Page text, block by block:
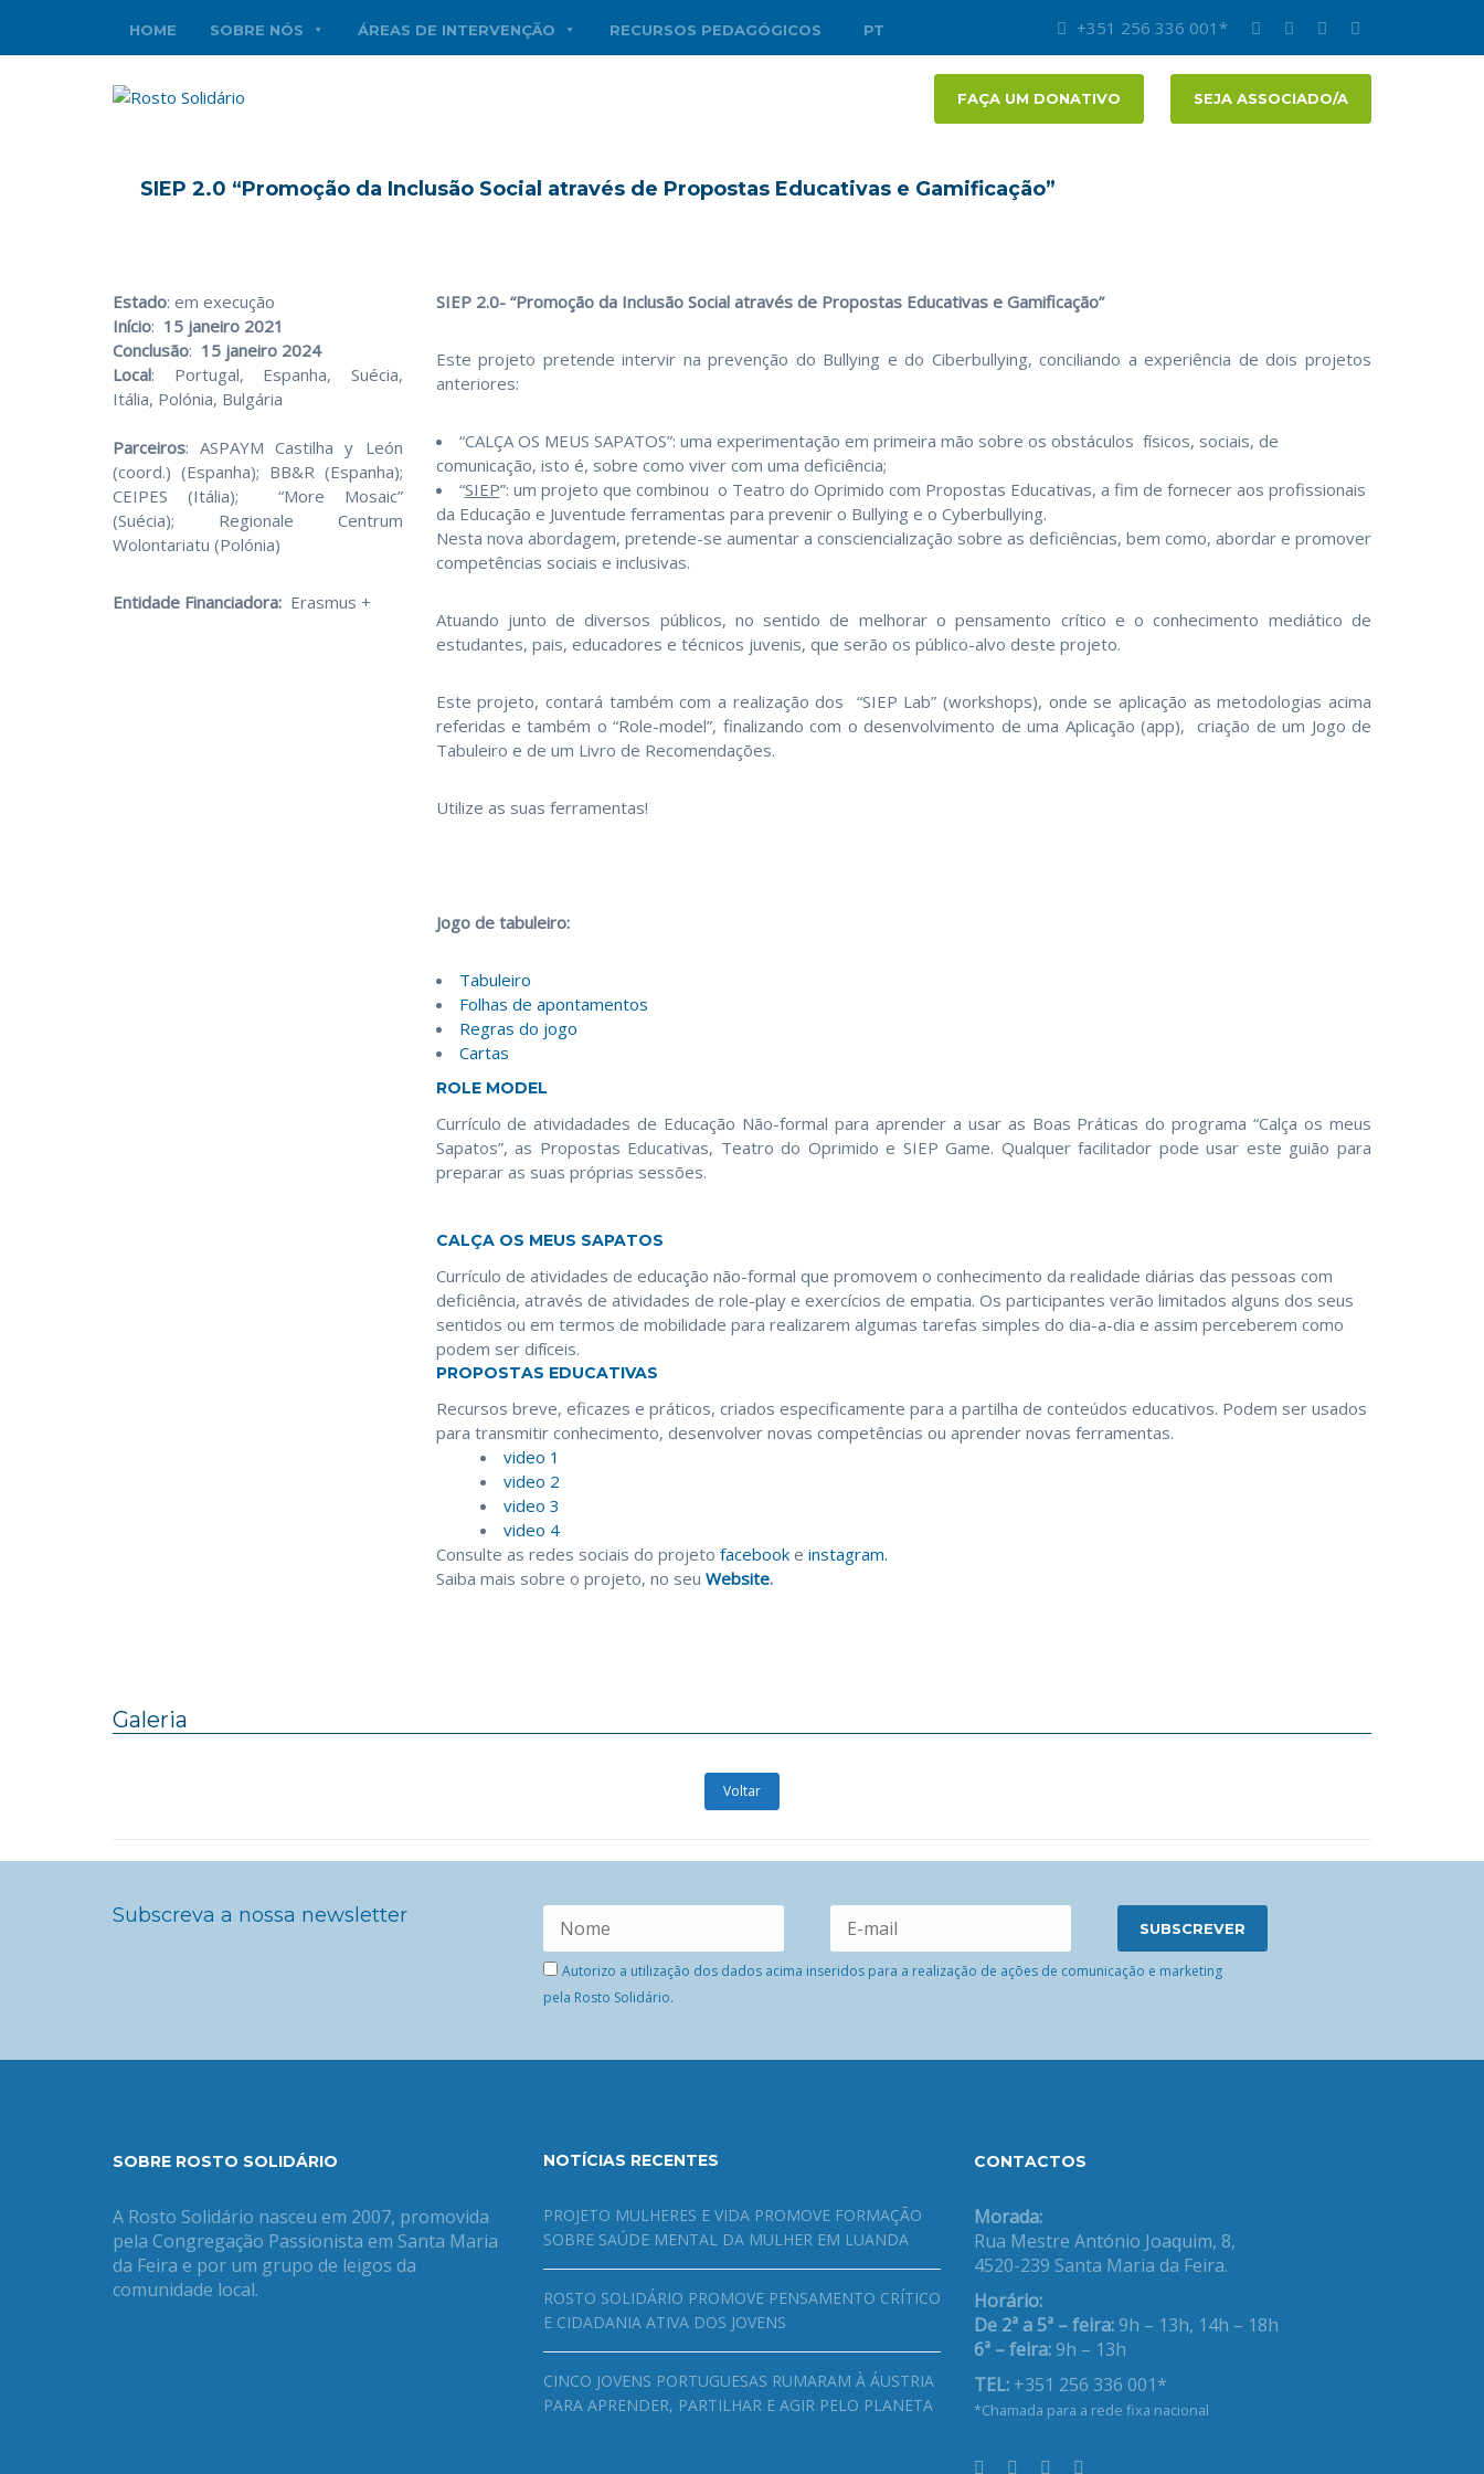
HOME SOBRE NÓS ÁREAS DE INTERVENÇÃO RECURSOS PEDAGÓGICOS PT +351 256 336 001*
FAÇA UM DONATIVO SEJA ASSOCIADO/A
SIEP 2.0 “Promoção da Inclusão Social através de Propostas Educativas e Gamificação”
Estado: em execução
Início: 15 janeiro 2021
Conclusão: 15 janeiro 2024
Local: Portugal, Espanha, Suécia,
Itália, Polónia, Bulgária
Parceiros: ASPAYM Castilha y León
(coord.) (Espanha); BB&R (Espanha);
CEIPES (Itália); “More Mosaic”
(Suécia); Regionale Centrum
Wolontariatu (Polónia)
Entidade Financiadora: Erasmus +
SIEP 2.0- “Promoção da Inclusão Social através de Propostas Educativas e Gamificação”
Este projeto pretende intervir na prevenção do Bullying e do Ciberbullying, conciliando a experiência de dois projetos
anteriores:
“CALÇA OS MEUS SAPATOS”: uma experimentação em primeira mão sobre os obstáculos físicos, sociais, de
comunicação, isto é, sobre como viver com uma deficiência;
“SIEP”: um projeto que combinou o Teatro do Oprimido com Propostas Educativas, a fim de fornecer aos profissionais
da Educação e Juventude ferramentas para prevenir o Bullying e o Cyberbullying.
Nesta nova abordagem, pretende-se aumentar a consciencialização sobre as deficiências, bem como, abordar e promover
competências sociais e inclusivas.
Atuando junto de diversos públicos, no sentido de melhorar o pensamento crítico e o conhecimento mediático de
estudantes, pais, educadores e técnicos juvenis, que serão os público-alvo deste projeto.
Este projeto, contará também com a realização dos “SIEP Lab” (workshops), onde se aplicação as metodologias acima
referidas e também o “Role-model”, finalizando com o desenvolvimento de uma Aplicação (app), criação de um Jogo de
Tabuleiro e de um Livro de Recomendações.
Utilize as suas ferramentas!
Jogo de tabuleiro:
Tabuleiro
Folhas de apontamentos
Regras do jogo
Cartas
ROLE MODEL
Currículo de atividadades de Educação Não-formal para aprender a usar as Boas Práticas do programa “Calça os meus
Sapatos”, as Propostas Educativas, Teatro do Oprimido e SIEP Game. Qualquer facilitador pode usar este guião para
preparar as suas próprias sessões.
CALÇA OS MEUS SAPATOS
Currículo de atividades de educação não-formal que promovem o conhecimento da realidade diárias das pessoas com
deficiência, através de atividades de role-play e exercícios de empatia. Os participantes verão limitados alguns dos seus
sentidos ou em termos de mobilidade para realizarem algumas tarefas simples do dia-a-dia e assim perceberem como
podem ser difíceis.
PROPOSTAS EDUCATIVAS
Recursos breve, eficazes e práticos, criados especificamente para a partilha de conteúdos educativos. Podem ser usados
para transmitir conhecimento, desenvolver novas competências ou aprender novas ferramentas.
video 1
video 2
video 3
video 4
Consulte as redes sociais do projeto facebooke instagram.
Saiba mais sobre o projeto, no seu Website.
Galeria
Voltar
Subscreva a nossa newsletter
Autorizo a utilização dos dados acima inseridos para a realização de ações de comunicação e marketing
pela Rosto Solidário.
SOBRE ROSTO SOLIDÁRIO
A Rosto Solidário nasceu em 2007, promovida
pela Congregação Passionista em Santa Maria
da Feira e por um grupo de leigos da
comunidade local.
NOTÍCIAS RECENTES
PROJETO MULHERES E VIDA PROMOVE FORMAÇÃO
SOBRE SAÚDE MENTAL DA MULHER EM LUANDA
ROSTO SOLIDÁRIO PROMOVE PENSAMENTO CRÍTICO
E CIDADANIA ATIVA DOS JOVENS
CINCO JOVENS PORTUGUESAS RUMARAM À ÁUSTRIA
PARA APRENDER, PARTILHAR E AGIR PELO PLANETA
CONTACTOS
Morada:
Rua Mestre António Joaquim, 8,
4520-239 Santa Maria da Feira.
Horário:
De 2ª a 5ª – feira: 9h – 13h, 14h – 18h
6ª – feira: 9h – 13h
TEL: +351 256 336 001*
*Chamada para a rede fixa nacional